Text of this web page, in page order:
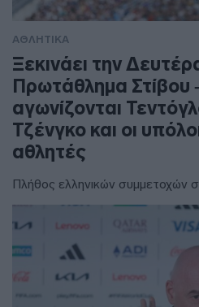
ΑΘΛΗΤΙΚΑ
Ξεκινάει την
Πρωτάθλημα Στίβου
αγωνίζονται
Τζένγκο και οι
αθλητές
Πλήθος ελληνικών συμμετοχών